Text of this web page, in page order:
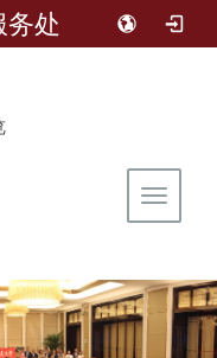
务处
Toggle